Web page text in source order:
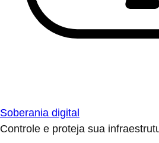
Soberania digital
Controle e proteja sua